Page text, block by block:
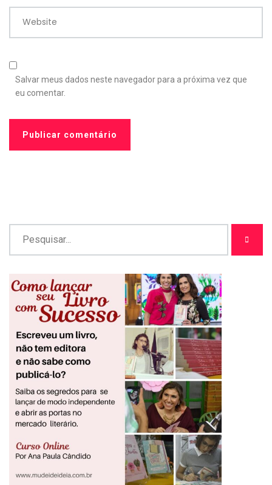
Website
Salvar meus dados neste navegador para a próxima vez que
eu comentar.